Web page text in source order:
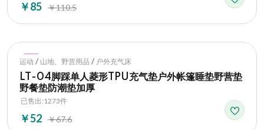
￥85 ￥110.5
Hot
运动 / 山地、野营用品 / 户外充气床
LT-04脚踩单人菱形TPU充气垫户外帐篷睡垫野营垫
野餐垫防潮垫加厚
已售出:1273件
￥52 ￥67.6